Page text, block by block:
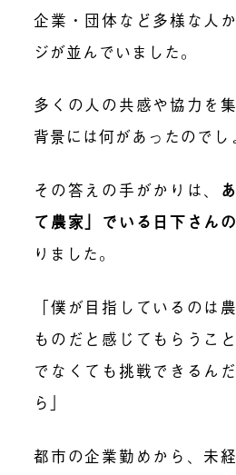
企業・団体など多様な人
ジが並んでいました。
多くの人の共感や協力を
背景には何があったのでし
その答えの手がかりは、
て農家」でいる日下さん
りました。
「僕が目指しているのは
ものだと感じてもらうこ
でなくても挑戦できるん
ら」
都市の企業勤めから、未